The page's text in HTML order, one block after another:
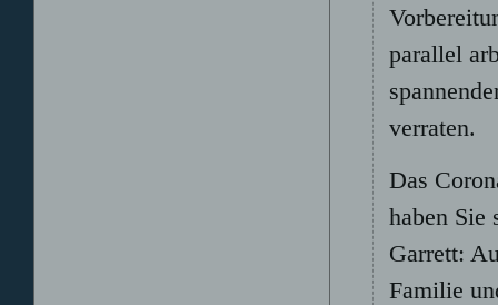
parallel
verraten.
Das
haben Sie
Garrett:
Familie